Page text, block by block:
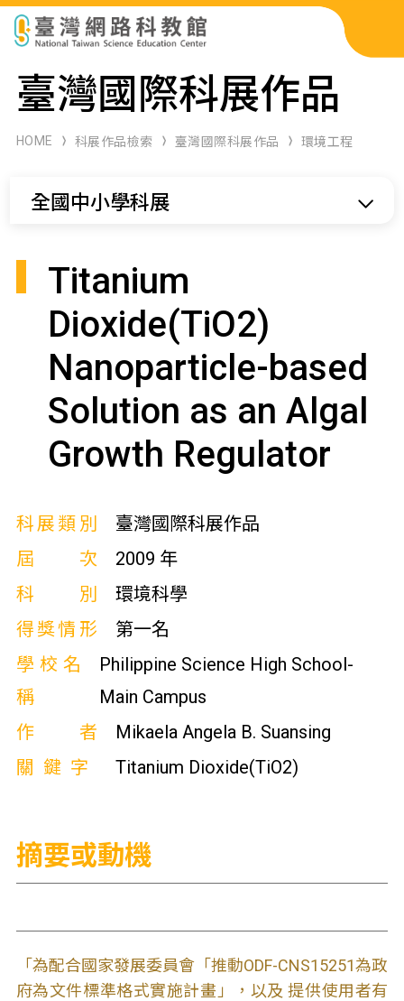
科展作品檢索
科學研習月刊
臺灣國際科展作品
HOME 科展作品檢索 臺灣國際科展作品 環境工程
全國中小學科展
Titanium
Dioxide(TiO2)
Nanoparticle-based
Solution as an Algal
Growth Regulator
科展類別
臺灣國際科展作品
屆次
2009 年
科別
環境科學
得獎情形
第一名
學校名
稱
Philippine Science High School-
Main Campus
作者
Mikaela Angela B. Suansing
關鍵字
Titanium Dioxide(TiO2)
摘要或動機
「為配合國家發展委員會「推動ODF-CNS15251為政
府為文件標準格式實施計畫」，以及 提供使用者有